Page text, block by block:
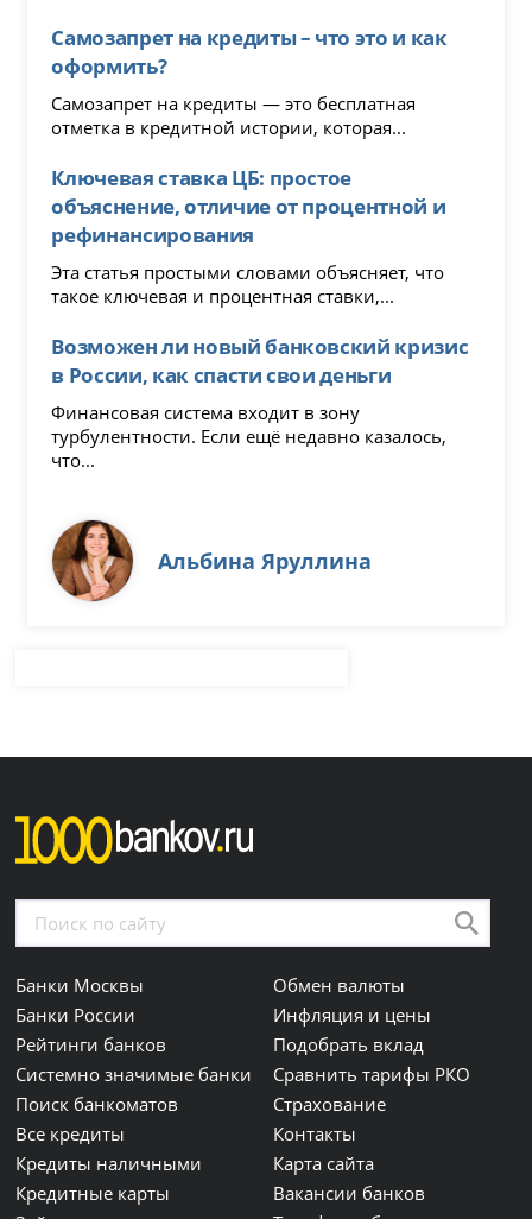
Самозапрет на кредиты – что это и как
оформить?
Самозапрет на кредиты — это бесплатная
отметка в кредитной истории, которая...
Ключевая ставка ЦБ: простое
объяснение, отличие от процентной и
рефинансирования
Эта статья простыми словами объясняет, что
такое ключевая и процентная ставки,...
Возможен ли новый банковский кризис
в России, как спасти свои деньги
Финансовая система входит в зону
турбулентности. Если ещё недавно казалось,
что...
Альбина Яруллина
Банки Москвы
Банки России
Рейтинги банков
Системно значимые банки
Поиск банкоматов
Все кредиты
Кредиты наличными
Кредитные карты
Обмен валюты
Инфляция и цены
Подобрать вклад
Сравнить тарифы РКО
Страхование
Контакты
Карта сайта
Вакансии банков